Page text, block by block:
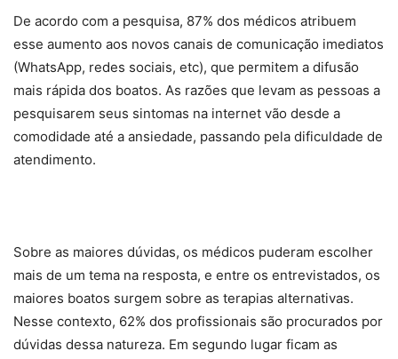
De acordo com a pesquisa, 87% dos médicos atribuem
esse aumento aos novos canais de comunicação imediatos
(WhatsApp, redes sociais, etc), que permitem a difusão
mais rápida dos boatos. As razões que levam as pessoas a
pesquisarem seus sintomas na internet vão desde a
comodidade até a ansiedade, passando pela dificuldade de
atendimento.
Sobre as maiores dúvidas, os médicos puderam escolher
mais de um tema na resposta, e entre os entrevistados, os
maiores boatos surgem sobre as terapias alternativas.
Nesse contexto, 62% dos profissionais são procurados por
dúvidas dessa natureza. Em segundo lugar ficam as